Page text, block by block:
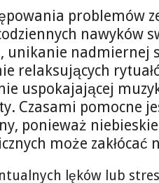
problemów
nawyków
unikanie nadmiernej
relaksujących
uspokajającej
Czasami pomocne
ponieważ
może
lęków lub